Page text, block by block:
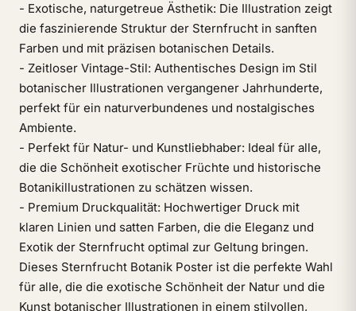
- Exotische, naturgetreue Ästhetik: Die Illustration zeigt
die faszinierende Struktur der Sternfrucht in sanften
Farben und mit präzisen botanischen Details.
- Zeitloser Vintage-Stil: Authentisches Design im Stil
botanischer Illustrationen vergangener Jahrhunderte,
perfekt für ein naturverbundenes und nostalgisches
Ambiente.
- Perfekt für Natur- und Kunstliebhaber: Ideal für alle,
die die Schönheit exotischer Früchte und historische
Botanikillustrationen zu schätzen wissen.
- Premium Druckqualität: Hochwertiger Druck mit
klaren Linien und satten Farben, die die Eleganz und
Exotik der Sternfrucht optimal zur Geltung bringen.
Dieses Sternfrucht Botanik Poster ist die perfekte Wahl
für alle, die die exotische Schönheit der Natur und die
Kunst botanischer Illustrationen in einem stilvollen,